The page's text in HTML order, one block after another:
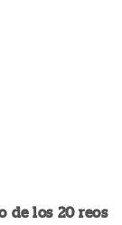
de los 20 reos